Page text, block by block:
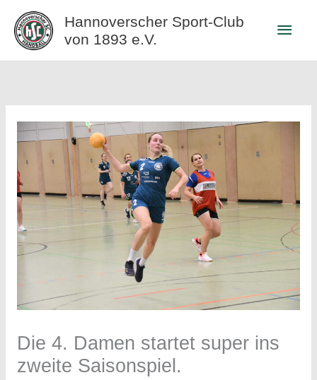
Inhalt
springen
Hannoverscher Sport-Club
von 1893 e.V.
Die 4. Damen startet super ins
zweite Saisonspiel.